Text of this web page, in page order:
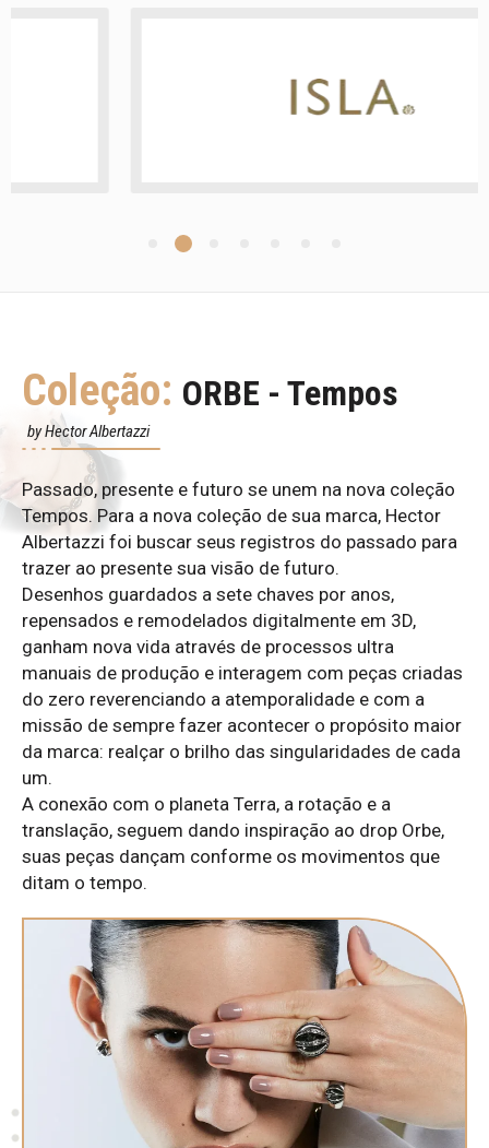
Coleção: ORBE - Tempos
by Hector Albertazzi
Passado, presente e futuro se unem na nova coleção
Tempos. Para a nova coleção de sua marca, Hector
Albertazzi foi buscar seus registros do passado para
trazer ao presente sua visão de futuro.
Desenhos guardados a sete chaves por anos,
repensados e remodelados digitalmente em 3D,
ganham nova vida através de processos ultra
manuais de produção e interagem com peças criadas
do zero reverenciando a atemporalidade e com a
missão de sempre fazer acontecer o propósito maior
da marca: realçar o brilho das singularidades de cada
um.
A conexão com o planeta Terra, a rotação e a
translação, seguem dando inspiração ao drop Orbe,
suas peças dançam conforme os movimentos que
ditam o tempo.